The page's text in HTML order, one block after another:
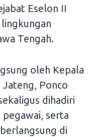
Eselon II
Tengah.
oleh Kepala
Jateng, Ponco
dihadiri
serta
di